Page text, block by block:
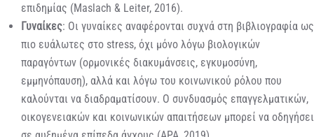
επιδημίας (Maslach & Leiter, 2016).
Γυναίκες: Οι γυναίκες αναφέρονται συχνά στη βιβλιογραφία ως
πιο ευάλωτες στο stress, όχι μόνο λόγω βιολογικών
παραγόντων (ορμονικές διακυμάνσεις, εγκυμοσύνη,
εμμηνόπαυση), αλλά και λόγω του κοινωνικού ρόλου που
καλούνται να διαδραματίσουν. Ο συνδυασμός επαγγελματικών,
οικογενειακών και κοινωνικών απαιτήσεων μπορεί να οδηγήσει